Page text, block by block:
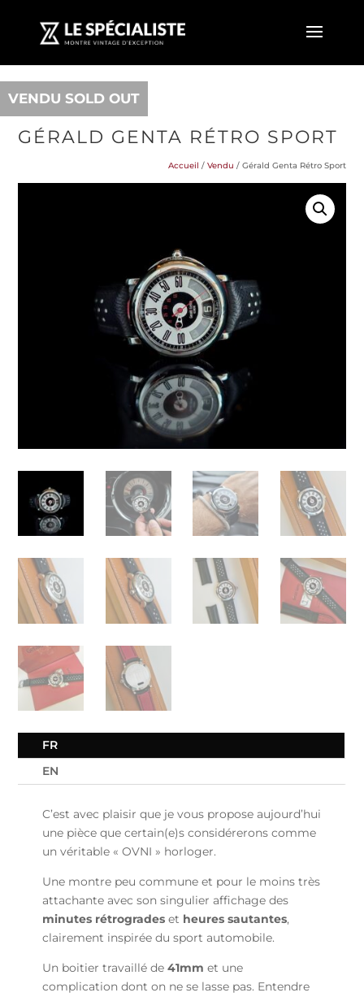
VENDU SOLD OUT
GÉRALD GENTA RÉTRO SPORT
Accueil / Vendu / Gérald Genta Rétro Sport
FR
EN
C’est avec plaisir que je vous propose aujourd’hui
une pièce que certain(e)s considérerons comme
un véritable « OVNI » horloger.
Une montre peu commune et pour le moins très
attachante avec son singulier affichage des
minutes rétrogrades et heures sautantes,
clairement inspirée du sport automobile.
Un boitier travaillé de41mm et une
complication dont on ne se lasse pas. Entendre